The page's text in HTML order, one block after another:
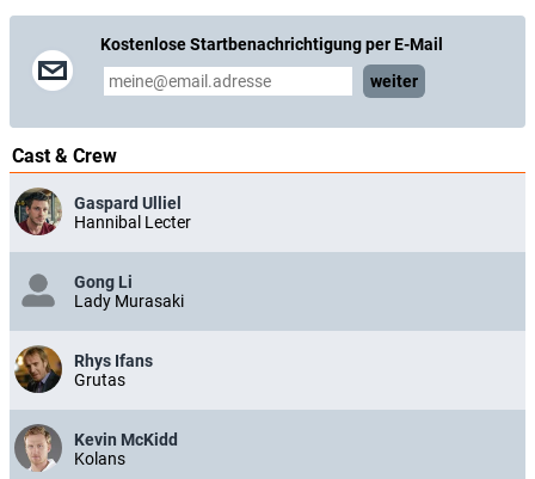
Kostenlose Startbenachrichtigung per E-Mail
weiter
Cast & Crew
Gaspard Ulliel
Hannibal Lecter
Gong Li
Lady Murasaki
Rhys Ifans
Grutas
Kevin McKidd
Kolans